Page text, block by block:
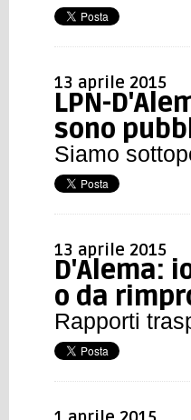
13 aprile 2015
LPN-
sono
Siamo
13 aprile 2015
D'Alema:
o da
Rapporti